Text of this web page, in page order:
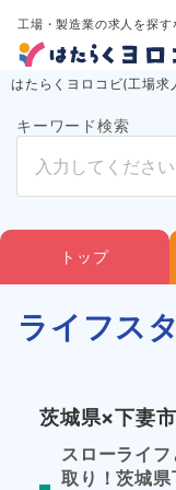
工場・製造業の求人を探す
はたらくヨロコビ(工場求
キーワード検索
トップ
ライフス
茨城県×下妻市
スローライ
取り！茨城